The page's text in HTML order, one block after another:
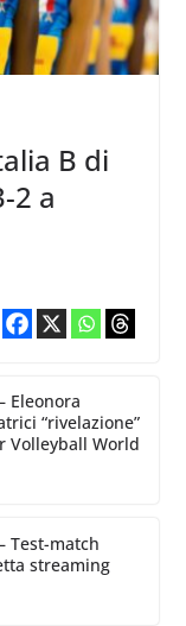
B di
2 a
Eleonora
“rivelazione”
Volleyball World
Test-match
streaming